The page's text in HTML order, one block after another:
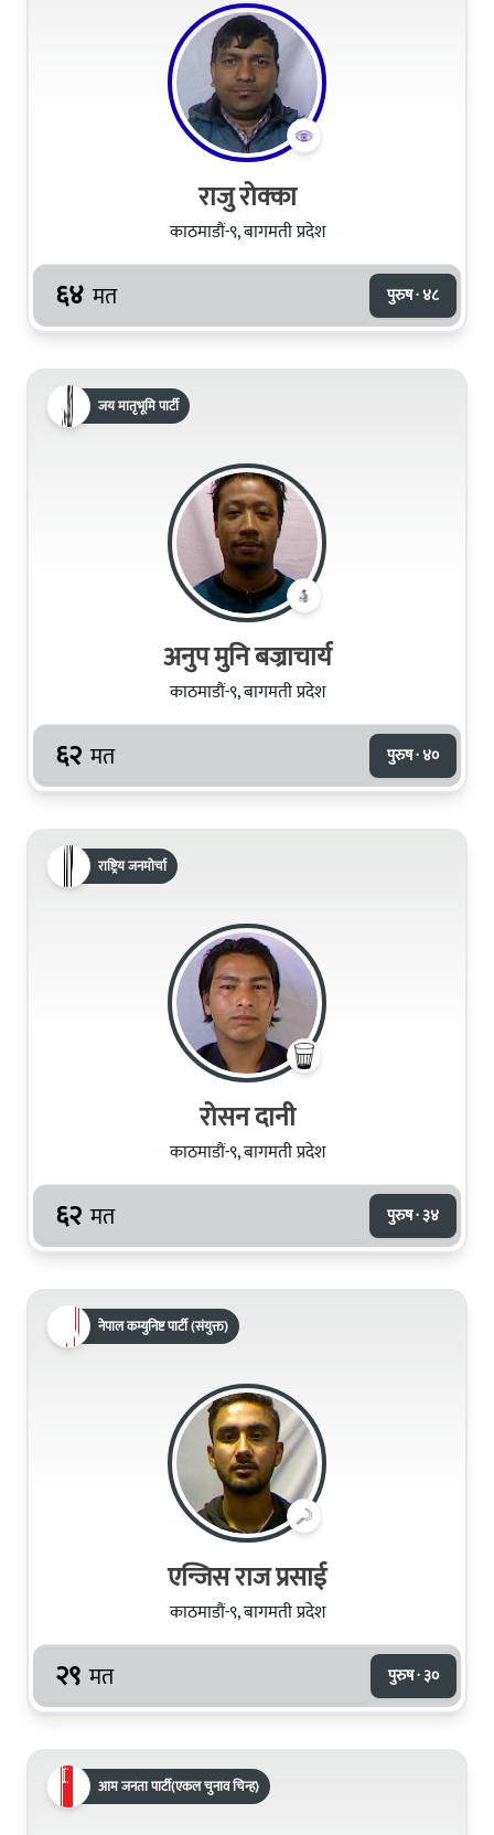
राजु रोक्का
काठमाडौं-९, बागमती प्रदेश
६४ मत पुरुष · ४८
जय मातृभूमि पार्टी
अनुप मुनि बज्राचार्य
काठमाडौं-९, बागमती प्रदेश
६२ मत पुरुष · ४०
राष्ट्रिय जनमोर्चा
रोसन दानी
काठमाडौं-९, बागमती प्रदेश
६२ मत पुरुष · ३४
नेपाल कम्युनिष्ट पार्टी (संयुक्त)
एन्जिस राज प्रसाई
काठमाडौं-९, बागमती प्रदेश
२९ मत पुरुष · ३०
आम जनता पार्टी(एकल चुनाव चिन्ह)